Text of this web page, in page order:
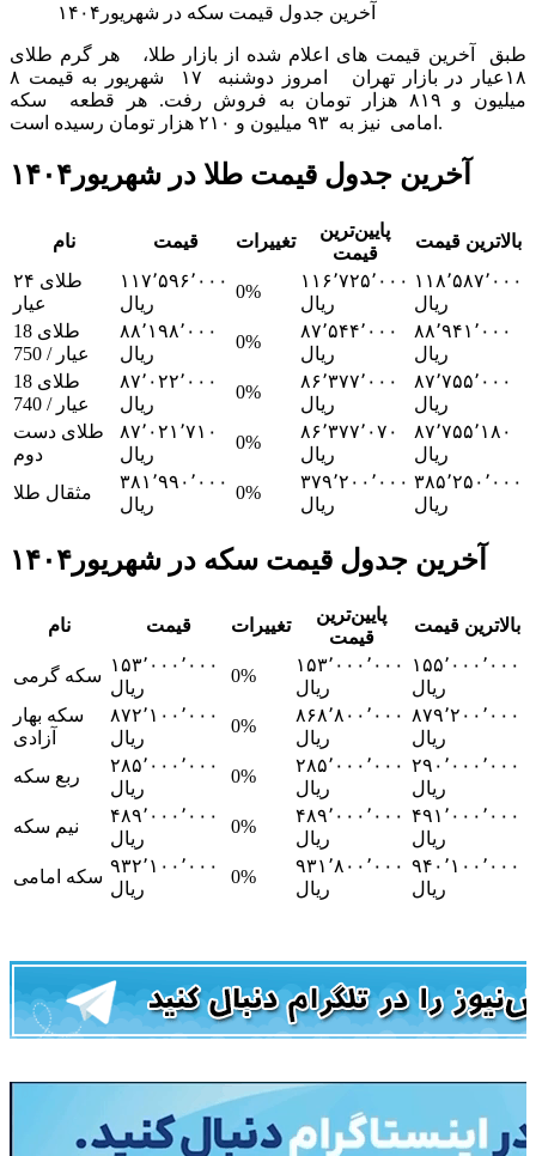
آخرین جدول قیمت سکه در شهریور۱۴۰۴
طبق آخرین قیمت های اعلام شده از بازار طلا، هر گرم طلای
۱۸عیار در بازار تهران امروز دوشنبه ۱۷ شهریور به قیمت ۸
میلیون و ۸۱۹ هزار تومان به فروش رفت. هر قطعه سکه
امامی نیز به ۹۳ میلیون و ۲۱۰ هزار تومان رسیده است.
آخرین جدول قیمت طلا در شهریور۱۴۰۴
نام قیمت تغییرات
پایین‌ترین
قیمت
بالاترین قیمت
طلای ۲۴
عیار
۱۱۷٬۵۹۶٬۰۰۰
ریال
0%
۱۱۶٬۷۲۵٬۰۰۰
ریال
۱۱۸٬۵۸۷٬۰۰۰
ریال
طلای 18
عیار / 750
۸۸٬۱۹۸٬۰۰۰
ریال
0%
۸۷٬۵۴۴٬۰۰۰
ریال
۸۸٬۹۴۱٬۰۰۰
ریال
طلای 18
عیار / 740
۸۷٬۰۲۲٬۰۰۰
ریال
0%
۸۶٬۳۷۷٬۰۰۰
ریال
۸۷٬۷۵۵٬۰۰۰
ریال
طلای دست
دوم
۸۷٬۰۲۱٬۷۱۰
ریال
0%
۸۶٬۳۷۷٬۰۷۰
ریال
۸۷٬۷۵۵٬۱۸۰
ریال
مثقال طلا
۳۸۱٬۹۹۰٬۰۰۰
ریال
0%
۳۷۹٬۲۰۰٬۰۰۰
ریال
۳۸۵٬۲۵۰٬۰۰۰
ریال
آخرین جدول قیمت سکه در شهریور۱۴۰۴
نام قیمت تغییرات
پایین‌ترین
قیمت
بالاترین قیمت
سکه گرمی
۱۵۳٬۰۰۰٬۰۰۰
ریال
0%
۱۵۳٬۰۰۰٬۰۰۰
ریال
۱۵۵٬۰۰۰٬۰۰۰
ریال
سکه بهار
آزادی
۸۷۲٬۱۰۰٬۰۰۰
ریال
0%
۸۶۸٬۸۰۰٬۰۰۰
ریال
۸۷۹٬۲۰۰٬۰۰۰
ریال
ربع سکه
۲۸۵٬۰۰۰٬۰۰۰
ریال
0%
۲۸۵٬۰۰۰٬۰۰۰
ریال
۲۹۰٬۰۰۰٬۰۰۰
ریال
نیم سکه
۴۸۹٬۰۰۰٬۰۰۰
ریال
0%
۴۸۹٬۰۰۰٬۰۰۰
ریال
۴۹۱٬۰۰۰٬۰۰۰
ریال
سکه امامی
۹۳۲٬۱۰۰٬۰۰۰
ریال
0%
۹۳۱٬۸۰۰٬۰۰۰
ریال
۹۴۰٬۱۰۰٬۰۰۰
ریال